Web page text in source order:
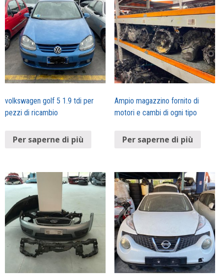
volkswagen golf 5 1.9 tdi per
pezzi di ricambio
Per saperne di più
Ampio magazzino fornito di
motori e cambi di ogni tipo
Per saperne di più